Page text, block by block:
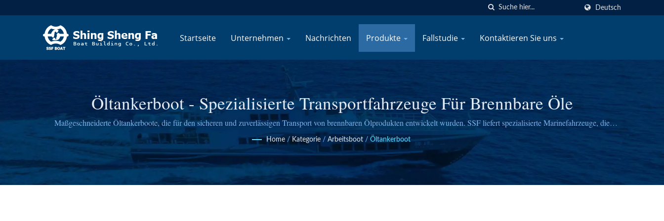
Deutsch
Startseite Unternehmen Nachrichten Produkte Fallstudie Kontaktieren Sie uns
Öltankerboot - Spezialisierte Transportfahrzeuge Für Brennbare Öle
Maßgeschneiderte Öltankerboote, die für den sicheren und zuverlässigen Transport von brennbaren Ölprodukten entwickelt wurden. SSF liefert spezialisierte Marinefahrzeuge, die
internationalen maritimen Standards entsprechen, mit 55 Jahren nachgewiesener Schiffbaukompetenz.
Home / Kategorie / Arbeitsboot / Öltankerboot